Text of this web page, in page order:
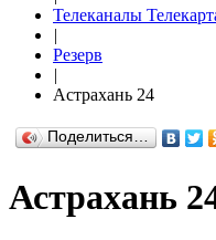
Телеканалы
|
Резерв
|
Астрахань 24
Поделиться…
Астрахань